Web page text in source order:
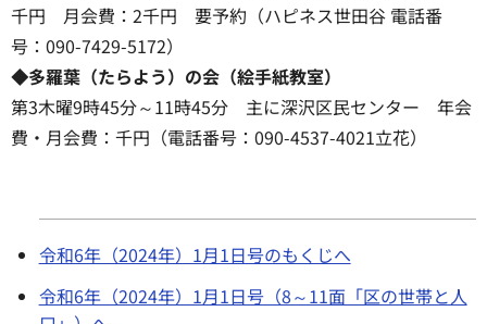
千円 月会費：2千円 要予約（ハピネス世田谷 電話番
号：090-7429-5172）
◆多羅葉（たらよう）の会（絵手紙教室）
第3木曜9時45分～11時45分 主に深沢区民センター 年会
費・月会費：千円（電話番号：090-4537-4021立花）
令和6年（2024年）1月1日号のもくじへ
令和6年（2024年）1月1日号（8～11面「区の世帯と人